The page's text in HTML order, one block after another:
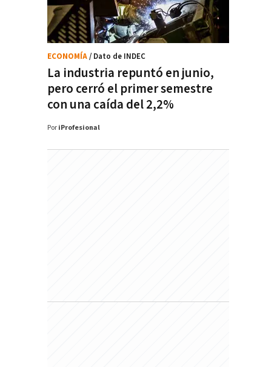
La industria repuntó en junio,
pero cerró el primer semestre
con una caída del 2,2%
ECONOMÍA/ Dato de INDEC
Por iProfesional